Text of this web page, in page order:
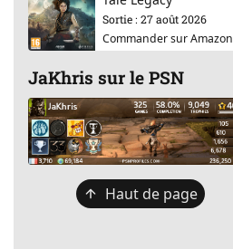
Sortie : 27 août 2026
Commander sur Amazon
JaKhris sur le PSN
Retour
Haut de page